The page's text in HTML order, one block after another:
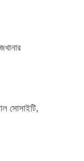
সোসাইটি,